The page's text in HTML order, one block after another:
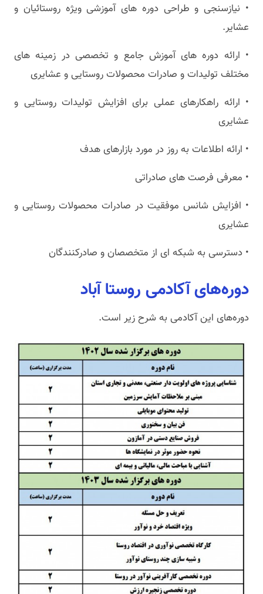
• نیازسنجی و طراحی دوره های آموزشی ویژه روستائیان و
عشایر.
• ارائه دوره های آموزش جامع و تخصصی در زمینه های
مختلف تولیدات و صادرات محصولات روستایی و عشایری
• ارائه راهکارهای عملی برای افزایش تولیدات روستایی و
عشایری
• ارائه اطلاعات به روز در مورد بازارهای هدف
• معرفی فرصت های صادراتی
• افزایش شانس موفقیت در صادرات محصولات روستایی و
عشایری
• دسترسی به شبکه ای از متخصصان و صادرکنندگان
دوره‌های آکادمی روستا آباد
دوره‌های این آکادمی به شرح زیر است.